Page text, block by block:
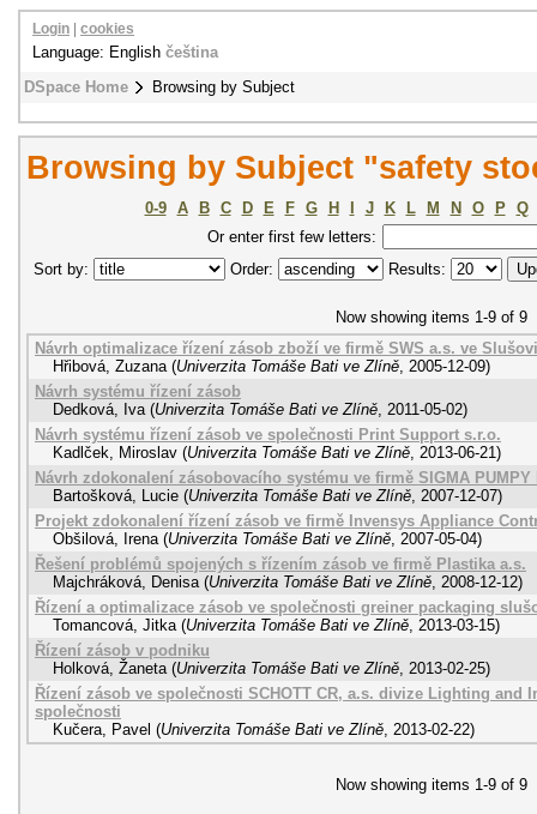
DSpace Home Browsing by Subject
Login cookies
Language: English čeština
Browsing by Subject "safety
0-9 A B C D E F G H J K L M N O P
Q
Or enter first few letters:
Sort by:
Order: Results:
Now showing items 1-9 of 9
Návrh optimalizace řízení zásob zboží ve firmě SWS a.s. ve
Hřibová, Zuzana (Univerzita Tomáše Bati ve Zlíně, 2005-12-09)
Návrh systému řízení zásob
Dedková, Iva (Univerzita Tomáše Bati ve Zlíně, 2011-05-02)
Návrh systému řízení zásob ve společnosti Print Support s.r.o.
Kadlček, Miroslav (Univerzita Tomáše Bati ve Zlíně, 2013-06-21)
Návrh zdokonalení zásobovacího systému ve firmě SIGMA PUMPY
Bartošková, Lucie (Univerzita Tomáše Bati ve Zlíně, 2007-12-07)
Projekt zdokonalení řízení zásob ve firmě Invensys Appliance
Obšilová, Irena (Univerzita Tomáše Bati ve Zlíně, 2007-05-04)
Řešení problémů spojených s řízením zásob ve firmě Plastika a.s.
Majchráková, Denisa (Univerzita Tomáše Bati ve Zlíně, 2008-12-12)
Řízení a optimalizace zásob ve společnosti greiner packaging
Tomancová, Jitka (Univerzita Tomáše Bati ve Zlíně, 2013-03-15)
Řízení zásob v podniku
Holková, Žaneta (Univerzita Tomáše Bati ve Zlíně, 2013-02-25)
Řízení zásob ve společnosti SCHOTT CR, a.s. divize Lighting and
společnosti
Kučera, Pavel (Univerzita Tomáše Bati ve Zlíně, 2013-02-22)
Now showing items 1-9 of 9